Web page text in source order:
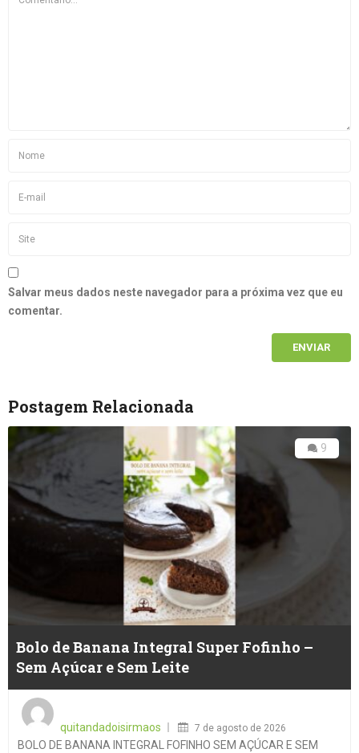
Salvar meus dados neste navegador para a próxima vez que eu
comentar.
Postagem Relacionada
9
Bolo de Banana Integral Super Fofinho –
Sem Açúcar e Sem Leite
quitandadoisirmaos
7 de agosto de 2026
BOLO DE BANANA INTEGRAL FOFINHO SEM AÇÚCAR E SEM